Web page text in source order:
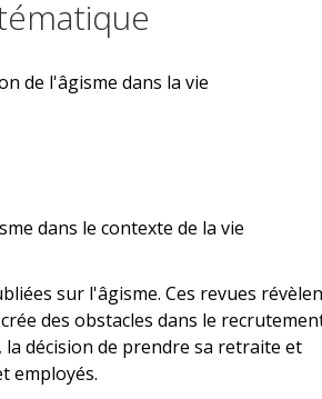
de l'âgisme dans la vie
dans le contexte de la vie
sur l'âgisme. Ces revues
des obstacles dans le
décision de prendre sa retraite et
employés.